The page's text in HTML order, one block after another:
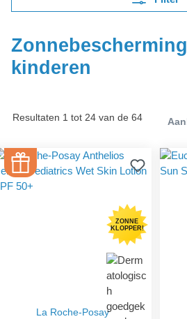
kinderen
Resultaten 1 tot 24 van de 64
ZONNE
KLOPPER!
La Roche-Posay